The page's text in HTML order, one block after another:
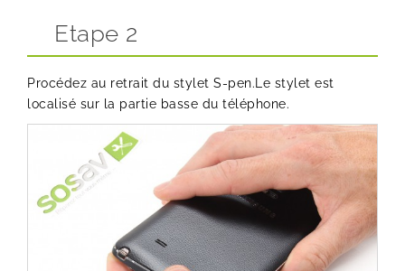
Etape 2
Procédez au retrait du stylet S-pen.Le stylet est
localisé sur la partie basse du téléphone.